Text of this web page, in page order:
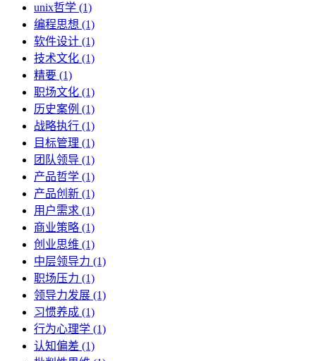
unix哲学 (1)
编程思想 (1)
软件设计 (1)
技术文化 (1)
精要 (1)
职场文化 (1)
历史案例 (1)
战略执行 (1)
目标管理 (1)
团队领导 (1)
产品哲学 (1)
产品创新 (1)
用户需求 (1)
商业策略 (1)
创业思维 (1)
中层领导力 (1)
职场压力 (1)
领导力发展 (1)
习惯养成 (1)
行为心理学 (1)
认知偏差 (1)